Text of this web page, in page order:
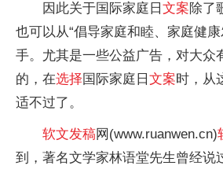
因此关于国际家庭日 文案除了
也可以从“倡导家庭和睦、家庭健康
手。尤其是一些公益广告，对大众
的，在选择 国际家庭日 文案时，从
适不过了。
软文发稿网(www.ruanwen.cn)
到，著名文学家林语堂先生曾经说